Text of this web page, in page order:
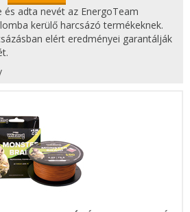
és adta nevét az EnergoTeam
kerülő harcsázó termékeknek.
elért eredményei garantálják